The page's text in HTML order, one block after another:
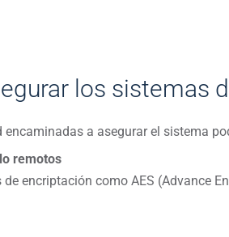
los sistemas
encaminadas a asegurar el sistema
remotos
encriptación como AES (Advance